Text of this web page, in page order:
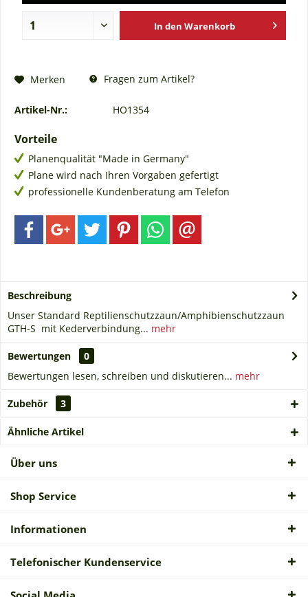
In den Warenkorb
Merken Fragen zum Artikel?
Artikel-Nr.: HO1354
Vorteile
Planenqualität "Made in Germany"
Plane wird nach Ihren Vorgaben gefertigt
professionelle Kundenberatung am Telefon
Beschreibung
Unser Standard Reptilienschutzzaun/Amphibienschutzzaun
GTH-S mit Kederverbindung... mehr
Bewertungen
0
Bewertungen lesen, schreiben und diskutieren... mehr
Zubehör 3
Ähnliche Artikel
Über uns
Shop Service
Informationen
Telefonischer Kundenservice